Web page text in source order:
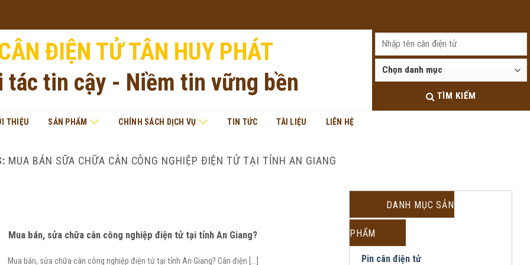
ĐIỆN TỬ TÂN HUY PHÁT
tác tin cậy - Niềm tin vững bền
TÌM KIẾM
THIỆU SẢN PHẨM CHÍNH SÁCH DỊCH VỤ TIN TỨC TÀI LIỆU LIÊN HỆ
MUA BÁN SỮA CHỮA CÂN CÔNG NGHIỆP ĐIỆN TỬ TẠI TỈNH AN GIANG
Mua bán, sửa chữa cân công nghiệp điện tử tại tỉnh An Giang?
Mua bán, sửa chữa cân công nghiệp điện tử tại tỉnh An Giang? Cân điện [...]
DANH MỤC SẢN
PHẨM
Pin cân điện tử